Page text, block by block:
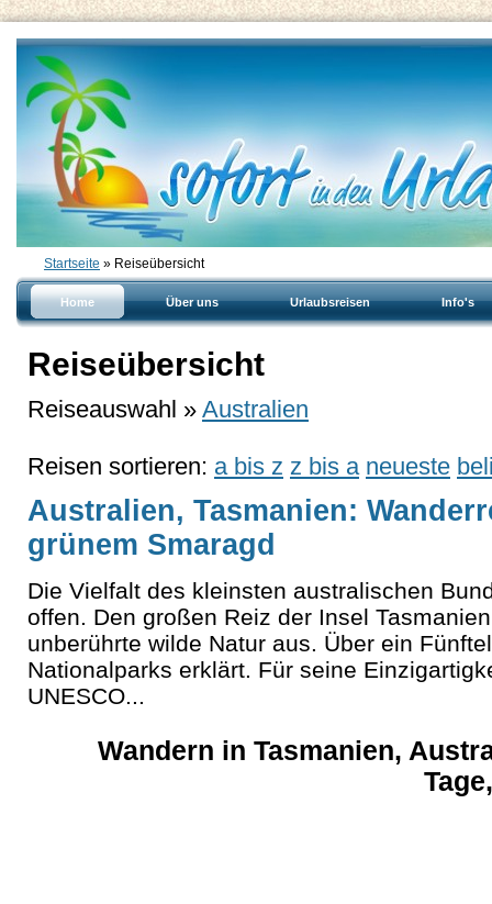
Startseite » Reiseübersicht
Home Über uns Urlaubsreisen Info's
Reiseübersicht
Reiseauswahl » Australien
Reisen sortieren: a bis z z bis a neueste
Australien, Tasmanien:
grünem Smaragd
Die Vielfalt des kleinsten australischen
offen. Den großen Reiz der Insel
unberührte wilde Natur aus. Über ein
Nationalparks erklärt. Für seine
UNESCO...
Wandern in Tasmanien,